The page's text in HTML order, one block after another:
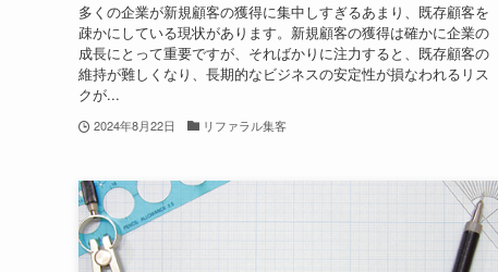
多くの企業が新規顧客の獲得に集中しすぎるあまり、既存顧客を
疎かにしている現状があります。新規顧客の獲得は確かに企業の
成長にとって重要ですが、そればかりに注力すると、既存顧客の
維持が難しくなり、長期的なビジネスの安定性が損なわれるリス
クが...
2024年8月22日 リファラル集客